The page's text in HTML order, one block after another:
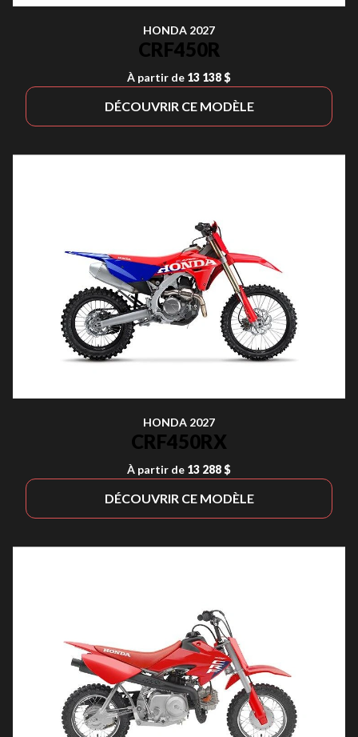
HONDA 2027
CRF450R
À partir de 13 138 $
DÉCOUVRIR CE MODÈLE
HONDA 2027
CRF450RX
À partir de 13 288 $
DÉCOUVRIR CE MODÈLE